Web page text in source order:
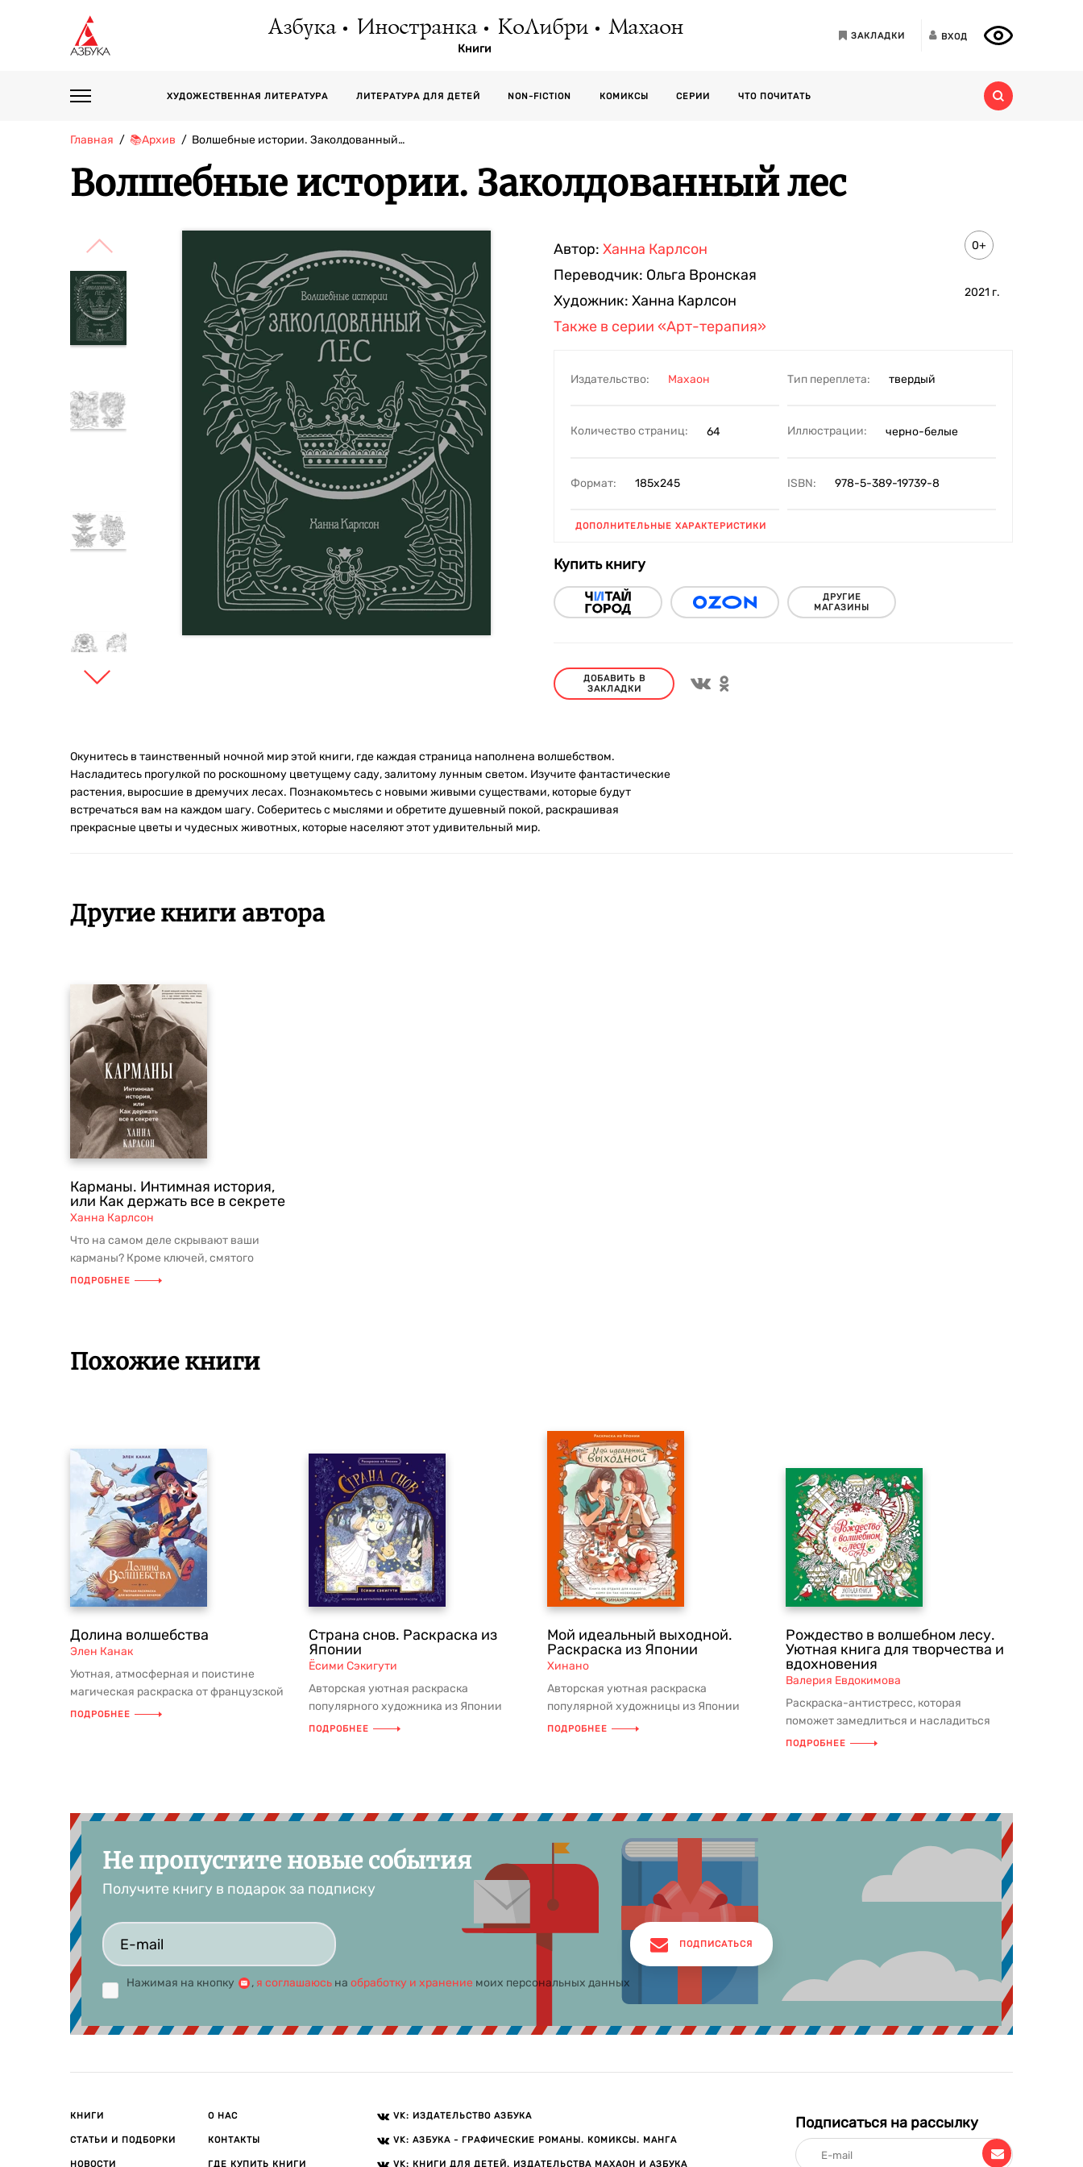
Азбука Иностранка КоЛибри Махаон
Книги
ЗАКЛАДКИ ВХОД
ХУДОЖЕСТВЕННАЯ ЛИТЕРАТУРА ЛИТЕРАТУРА ДЛЯ ДЕТЕЙ NON-FICTION КОМИКСЫ СЕРИИ ЧТО ПОЧИТАТЬ
Главная 📚Архив Волшебные истории. Заколдованный…
Волшебные истории. Заколдованный лес
Автор: Ханна Карлсон
Переводчик: Ольга Вронская
Художник: Ханна Карлсон
0+
2021 г.
Также в серии «Арт-терапия»
Издательство: Махаон Тип переплета: твердый
Количество страниц: 64 Иллюстрации: черно-белые
Формат: 185х245 ISBN: 978-5-389-19739-8
ДОПОЛНИТЕЛЬНЫЕ ХАРАКТЕРИСТИКИ
Купить книгу
ДРУГИЕ
МАГАЗИНЫ
ДОБАВИТЬ В
ЗАКЛАДКИ
Окунитесь в таинственный ночной мир этой книги, где каждая страница наполнена волшебством.
Насладитесь прогулкой по роскошному цветущему саду, залитому лунным светом. Изучите фантастические
растения, выросшие в дремучих лесах. Познакомьтесь с новыми живыми существами, которые будут
встречаться вам на каждом шагу. Соберитесь с мыслями и обретите душевный покой, раскрашивая
прекрасные цветы и чудесных животных, которые населяют этот удивительный мир.
Другие книги автора
Карманы. Интимная история,
или Как держать все в секрете
Ханна Карлсон
Что на самом деле скрывают ваши
карманы? Кроме ключей, смятого
фантика и телефона, конечно. В ни...
ПОДРОБНЕЕ
Похожие книги
Долина волшебства
Элен Канак
Уютная, атмосферная и поистине
магическая раскраска от французской
художницы Элен Канак создана для ...
ПОДРОБНЕЕ
Страна снов. Раскраска из
Японии
Ёсими Сэкигути
Авторская уютная раскраска
популярного художника из Японии
Ёсими Сэкигути! Никакого
ПОДРОБНЕЕ
Мой идеальный выходной.
Раскраска из Японии
Хинано
Авторская уютная раскраска
популярной художницы из Японии
Хинано! 35 уникальных иллюстраций,
ПОДРОБНЕЕ
Рождество в волшебном лесу.
Уютная книга для творчества и
вдохновения
Валерия Евдокимова
Раскраска-антистресс, которая
поможет замедлиться и насладиться
самым волшебным временем в году! ...
ПОДРОБНЕЕ
Не пропустите новые события
Получите книгу в подарок за подписку
Нажимая на кнопку , я соглашаюсь на обработку и хранение моих персональных данных
ПОДПИСАТЬСЯ
КНИГИ
СТАТЬИ И ПОДБОРКИ
НОВОСТИ
О НАС
КОНТАКТЫ
ГДЕ КУПИТЬ КНИГИ
VK: ИЗДАТЕЛЬСТВО АЗБУКА
VK: АЗБУКА - ГРАФИЧЕСКИЕ РОМАНЫ. КОМИКСЫ. МАНГА
VK: КНИГИ ДЛЯ ДЕТЕЙ. ИЗДАТЕЛЬСТВА МАХАОН И АЗБУКА
Подписаться на рассылку